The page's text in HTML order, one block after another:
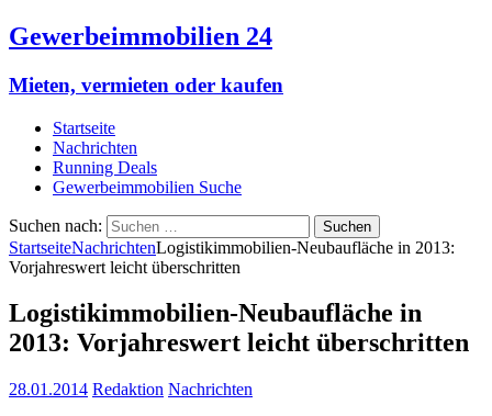
Gewerbeimmobilien 24
Mieten, vermieten oder kaufen
Startseite
Nachrichten
Running Deals
Gewerbeimmobilien Suche
Suchen nach:
StartseiteNachrichtenLogistikimmobilien-Neubaufläche in 2013:
Vorjahreswert leicht überschritten
Logistikimmobilien-Neubaufläche in
2013: Vorjahreswert leicht überschritten
28.01.2014 Redaktion Nachrichten